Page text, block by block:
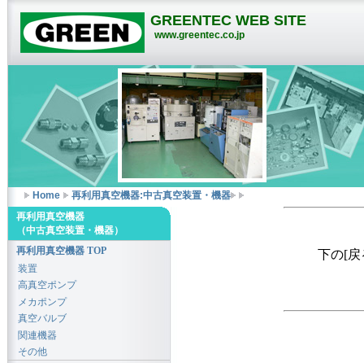
GREENTEC WEB SITE
www.greentec.co.jp
Home 再利用真空機器:中古真空装置・機器
下の[戻
再利用真空機器
（中古真空装置・機器）
再利用真空機器 TOP
装置
高真空ポンプ
メカポンプ
真空バルブ
関連機器
その他